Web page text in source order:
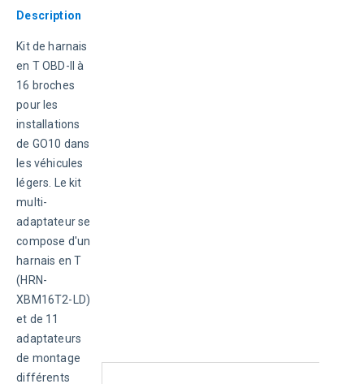
Description
Kit de harnais
en T OBD-II à
16 broches
pour les
installations
de GO10 dans
les véhicules
légers. Le kit
multi-
adaptateur se
compose d'un
harnais en T
(HRN-
XBM16T2-LD)
et de 11
adaptateurs
de montage
différents